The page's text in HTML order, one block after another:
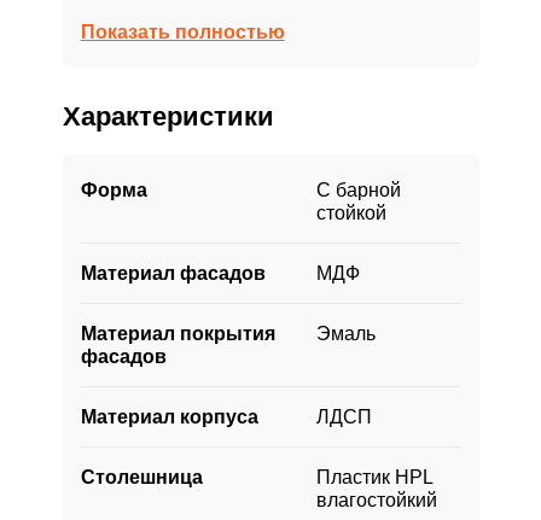
при этом не акцентируя на себе все
внимание и не доминируя в интерьере!
зонирует пространство, в тоже время
предлагая дополнительное место для
Чтобы придать кухне дополнительного
фрезеровке фасадов, стильным ручкам и
матовому остеклению шкафчиков.
Показать полностью
Характеристики
Форма
С барной
стойкой
Материал фасадов МДФ
Материал покрытия
фасадов
Эмаль
Материал корпуса ЛДСП
Столешница
Пластик HPL
влагостойкий